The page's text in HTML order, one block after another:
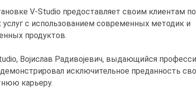
V-Studio предоставляет своим клиентам
услуг с использованием современных методик и
продуктов.
Војислав Радивојевич, выдающийся
исключительное преданность
карьеру.